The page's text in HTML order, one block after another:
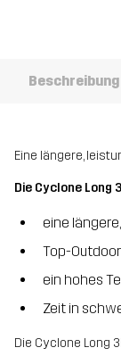
Beschreibung
Eine längere,
Die Cyclone Long
eine
Top-
ein hohes
Zeit in
Die Cyclone Long